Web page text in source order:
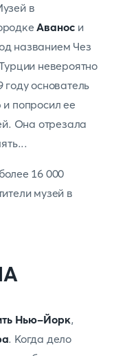
в
Аванос и
названием Чез
невероятно
основатель
попросил ее
Она отрезала
16 000
музей в
Нью-Йорк,
. Когда дело